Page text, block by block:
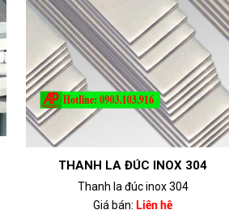
THANH LA ĐÚC INOX 304
Thanh la đúc inox 304
Giá bán: Liên hệ